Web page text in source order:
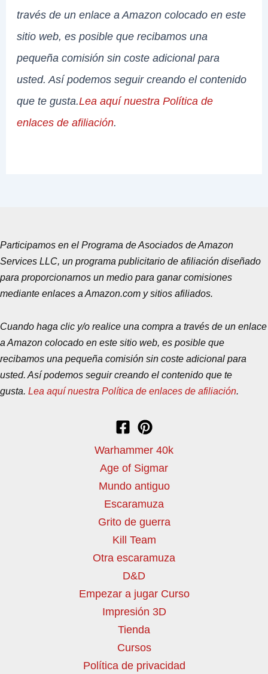
través de un enlace a Amazon colocado en este
sitio web, es posible que recibamos una
pequeña comisión sin coste adicional para
usted. Así podemos seguir creando el contenido
que te gusta.Lea aquí nuestra Política de
enlaces de afiliación.
Participamos en el Programa de Asociados de Amazon
Services LLC, un programa publicitario de afiliación diseñado
para proporcionarnos un medio para ganar comisiones
mediante enlaces a Amazon.com y sitios afiliados.
Cuando haga clic y/o realice una compra a través de un enlace
a Amazon colocado en este sitio web, es posible que
recibamos una pequeña comisión sin coste adicional para
usted. Así podemos seguir creando el contenido que te
gusta. Lea aquí nuestra Política de enlaces de afiliación.
Warhammer 40k
Age of Sigmar
Mundo antiguo
Escaramuza
Grito de guerra
Kill Team
Otra escaramuza
D&D
Empezar a jugar Curso
Impresión 3D
Tienda
Cursos
Política de privacidad